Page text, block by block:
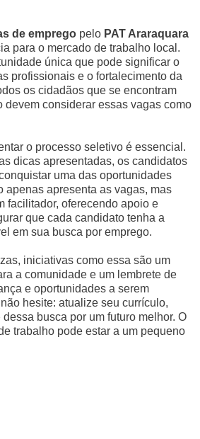
de emprego pelo PAT Araraquara
para o mercado de trabalho local.
única que pode significar o
profissionais e o fortalecimento da
os cidadãos que se encontram
devem considerar essas vagas como
o processo seletivo é essencial.
dicas apresentadas, os candidatos
uma das oportunidades
apenas apresenta as vagas, mas
facilitador, oferecendo apoio e
que cada candidato tenha a
em sua busca por emprego.
iniciativas como essa são um
a comunidade e um lembrete de
e oportunidades a serem
hesite: atualize seu currículo,
busca por um futuro melhor. O
trabalho pode estar a um pequeno